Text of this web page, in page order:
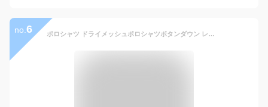
no. 6 ポロシャツ ドライメッシュポロシャツボタンダウン レイヤード 胸ポケットなし 吸汗速乾 さらさらメッシュポロシャツ ビジネスウェア ビズポロ テレワーク 春夏秋冬 襟ぐり狭め タイプ ポロシャツメンズファッション ビジネス 業務用 ゆとり ゆるめ uvcut 00313